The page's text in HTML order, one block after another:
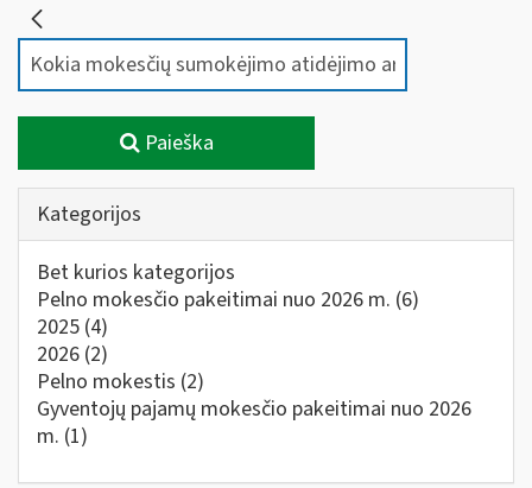
Paieška
Kategorijos
Bet kurios kategorijos
Pelno mokesčio pakeitimai nuo 2026 m. (6)
2025 (4)
2026 (2)
Pelno mokestis (2)
Gyventojų pajamų mokesčio pakeitimai nuo 2026
m. (1)